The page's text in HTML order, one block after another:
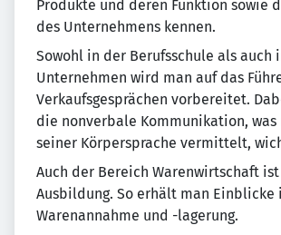
Produkte und deren Funktion sowie
des Unternehmens kennen.
Sowohl in der Berufsschule als auch
Unternehmen wird man auf das
Verkaufsgesprächen vorbereitet.
die nonverbale Kommunikation,
seiner Körpersprache vermittelt,
Auch der Bereich Warenwirtschaft
Ausbildung. So erhält man Einblicke
Warenannahme und -lagerung.